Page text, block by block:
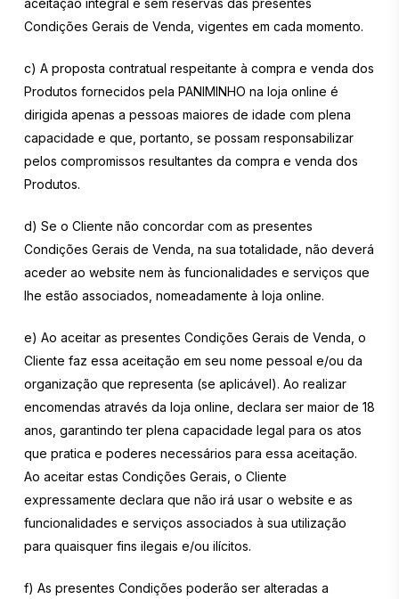
aceitação integral e sem reservas das presentes
Condições Gerais de Venda, vigentes em cada momento.
c) A proposta contratual respeitante à compra e venda dos
Produtos fornecidos pela PANIMINHO na loja online é
dirigida apenas a pessoas maiores de idade com plena
capacidade e que, portanto, se possam responsabilizar
pelos compromissos resultantes da compra e venda dos
Produtos.
d) Se o Cliente não concordar com as presentes
Condições Gerais de Venda, na sua totalidade, não deverá
aceder ao website nem às funcionalidades e serviços que
lhe estão associados, nomeadamente à loja online.
e) Ao aceitar as presentes Condições Gerais de Venda, o
Cliente faz essa aceitação em seu nome pessoal e/ou da
organização que representa (se aplicável). Ao realizar
encomendas através da loja online, declara ser maior de 18
anos, garantindo ter plena capacidade legal para os atos
que pratica e poderes necessários para essa aceitação.
Ao aceitar estas Condições Gerais, o Cliente
expressamente declara que não irá usar o website e as
funcionalidades e serviços associados à sua utilização
para quaisquer fins ilegais e/ou ilícitos.
f) As presentes Condições poderão ser alteradas a